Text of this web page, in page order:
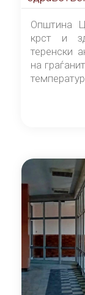
граѓаните
Општина
крст и
теренски
на